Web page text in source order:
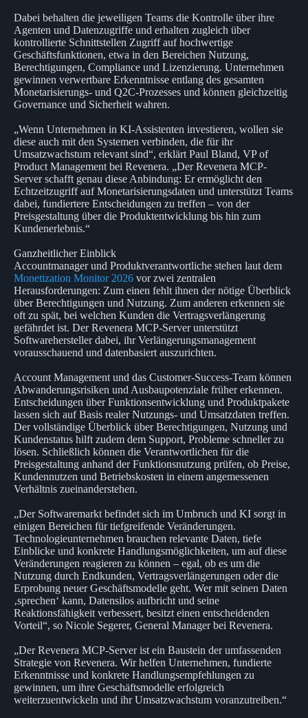
Dabei behalten die jeweiligen Teams die Kontrolle über ihre
Agenten und Datenzugriffe und erhalten zugleich über
kontrollierte Schnittstellen Zugriff auf hochwertige
Geschäftsfunktionen, etwa in den Bereichen Nutzung,
Berechtigungen, Compliance und Lizenzierung. Unternehmen
gewinnen verwertbare Erkenntnisse entlang des gesamten
Monetarisierungs- und Q2C-Prozesses und können gleichzeitig
Governance und Sicherheit wahren.
„Wenn Unternehmen in KI-Assistenten investieren, wollen sie
diese auch mit den Systemen verbinden, die für ihr
Umsatzwachstum relevant sind“, erklärt Paul Bland, VP of
Product Management bei Revenera. „Der Revenera MCP-
Server schafft genau diese Anbindung: Er ermöglicht den
Echtzeitzugriff auf Monetarisierungsdaten und unterstützt Teams
dabei, fundiertere Entscheidungen zu treffen – von der
Preisgestaltung über die Produktentwicklung bis hin zum
Kundenerlebnis.“
Ganzheitlicher Einblick
Accountmanager und Produktverantwortliche stehen laut dem
Monetization Monitor 2026 vor zwei zentralen
Herausforderungen: Zum einen fehlt ihnen der nötige Überblick
über Berechtigungen und Nutzung. Zum anderen erkennen sie
oft zu spät, bei welchen Kunden die Vertragsverlängerung
gefährdet ist. Der Revenera MCP-Server unterstützt
Softwarehersteller dabei, ihr Verlängerungsmanagement
vorausschauend und datenbasiert auszurichten.
Account Management und das Customer-Success-Team können
Abwanderungsrisiken und Ausbaupotenziale früher erkennen.
Entscheidungen über Funktionsentwicklung und Produktpakete
lassen sich auf Basis realer Nutzungs- und Umsatzdaten treffen.
Der vollständige Überblick über Berechtigungen, Nutzung und
Kundenstatus hilft zudem dem Support, Probleme schneller zu
lösen. Schließlich können die Verantwortlichen für die
Preisgestaltung anhand der Funktionsnutzung prüfen, ob Preise,
Kundennutzen und Betriebskosten in einem angemessenen
Verhältnis zueinanderstehen.
„Der Softwaremarkt befindet sich im Umbruch und KI sorgt in
einigen Bereichen für tiefgreifende Veränderungen.
Technologieunternehmen brauchen relevante Daten, tiefe
Einblicke und konkrete Handlungsmöglichkeiten, um auf diese
Veränderungen reagieren zu können – egal, ob es um die
Nutzung durch Endkunden, Vertragsverlängerungen oder die
Erprobung neuer Geschäftsmodelle geht. Wer mit seinen Daten
‚sprechen‘ kann, Datensilos aufbricht und seine
Reaktionsfähigkeit verbessert, besitzt einen entscheidenden
Vorteil“, so Nicole Segerer, General Manager bei Revenera.
„Der Revenera MCP-Server ist ein Baustein der umfassenden
Strategie von Revenera. Wir helfen Unternehmen, fundierte
Erkenntnisse und konkrete Handlungsempfehlungen zu
gewinnen, um ihre Geschäftsmodelle erfolgreich
weiterzuentwickeln und ihr Umsatzwachstum voranzutreiben.“